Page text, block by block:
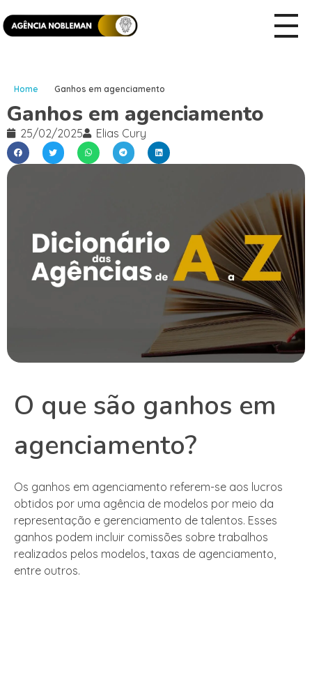
Home Ganhos em agenciamento
Ganhos em agenciamento
25/02/2025 Elias Cury
O que são ganhos em
agenciamento?
Os ganhos em agenciamento referem-se aos lucros
obtidos por uma agência de modelos por meio da
representação e gerenciamento de talentos. Esses
ganhos podem incluir comissões sobre trabalhos
realizados pelos modelos, taxas de agenciamento,
entre outros.